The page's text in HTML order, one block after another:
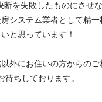
断を失敗したものにさせ
システム業者として精
いと思っています！
外にお住いの方からの
待ちしております。